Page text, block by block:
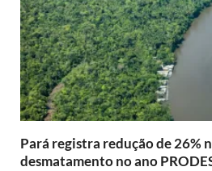
Pará registra redução de 26%
desmatamento no ano